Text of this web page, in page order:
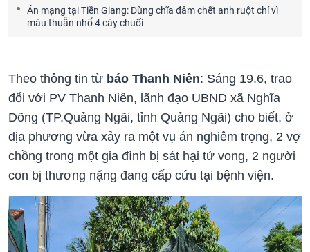
Án mạng tại Tiền Giang: Dùng chĩa đâm chết anh ruột chỉ vì
mâu thuẫn nhổ 4 cây chuối
Theo thông tin từ báo Thanh Niên: Sáng 19.6, trao
đổi với PV Thanh Niên, lãnh đạo UBND xã Nghĩa
Dõng (TP.Quảng Ngãi, tỉnh Quảng Ngãi) cho biết, ở
địa phương vừa xảy ra một vụ án nghiêm trọng, 2 vợ
chồng trong một gia đình bị sát hại tử vong, 2 người
con bị thương nặng đang cấp cứu tại bệnh viện.